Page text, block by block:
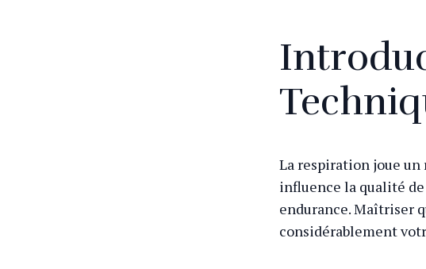
La respiration joue un
influence la qualité
endurance. Maîtriser
considérablement